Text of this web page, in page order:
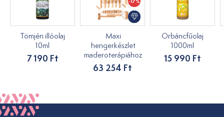
Tömjén illóolaj
10ml
7 190 Ft
Maxi
hengerkészlet
maderoterápiához
63 254 Ft
Orbáncfűolaj
1000ml
15 990 Ft